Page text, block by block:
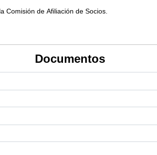
Comisión de Afiliación de Socios.
Documentos